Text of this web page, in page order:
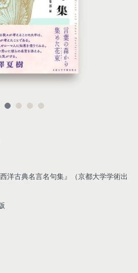
洋古典名言名句集』（京都大学学術出